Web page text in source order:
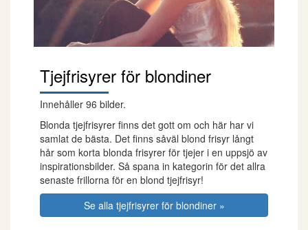
Tjejfrisyrer för blondiner
Innehåller 96 bilder.
Blonda tjejfrisyrer finns det gott om och här har vi
samlat de bästa. Det finns såväl blond frisyr långt
hår som korta blonda frisyrer för tjejer i en uppsjö av
inspirationsbilder. Så spana in kategorin för det allra
senaste frillorna för en blond tjejfrisyr!
Se alla tjejfrisyrer för blondiner »